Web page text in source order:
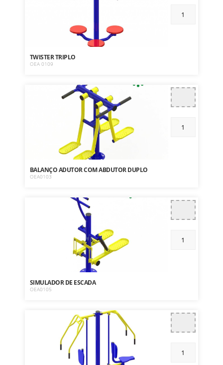
TWISTER TRIPLO
OEA 0109
BALANÇO ADUTOR COM ABDUTOR DUPLO
OEA0103
SIMULADOR DE ESCADA
OEA0105